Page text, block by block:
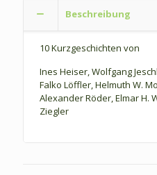
Beschreibung
10 Kurzgeschichten von
Ines Heiser, Wolfgang
Falko Löffler, Helmuth W.
Alexander Röder, Elmar H.
Ziegler